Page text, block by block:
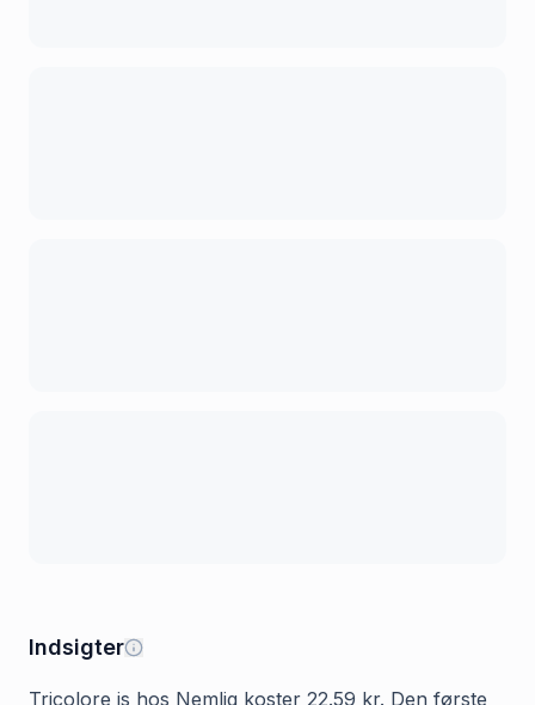
Indsigter
Tricolore is hos Nemlig koster 22.59 kr. Den første